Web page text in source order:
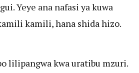
Yeye ana nafasi ya kuwa
kamili, hana shida hizo.
lilipangwa kwa uratibu mzuri.